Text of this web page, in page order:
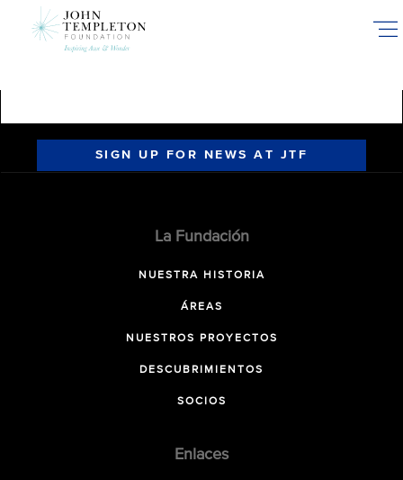
SIGN UP FOR NEWS AT JTF
La Fundación
NUESTRA HISTORIA
ÁREAS
NUESTROS PROYECTOS
DESCUBRIMIENTOS
SOCIOS
Enlaces